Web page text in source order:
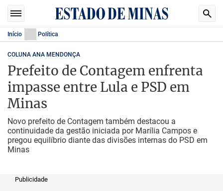
Início Política
COLUNA ANA MENDONÇA
Prefeito de Contagem enfrenta
impasse entre Lula e PSD em
Minas
Novo prefeito de Contagem também destacou a
continuidade da gestão iniciada por Marília Campos e
pregou equilíbrio diante das divisões internas do PSD em
Minas
Publicidade